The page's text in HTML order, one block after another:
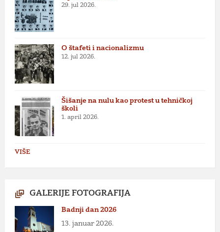
29. jul 2026.
O štafeti i nacionalizmu
12. jul 2026.
Šišanje na nulu kao protest u tehničkoj
školi
1. april 2026.
VIŠE
GALERIJE FOTOGRAFIJA
Badnji dan 2026
13. januar 2026.